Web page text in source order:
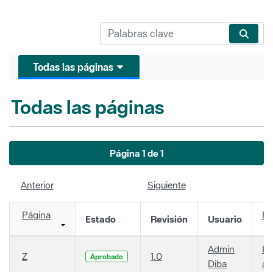
Todas las páginas
Todas las páginas
Página 1 de 1
Anterior Siguiente
Página Estado Revisión Usuario
Z Aprobado 1.0
Admin
Diba